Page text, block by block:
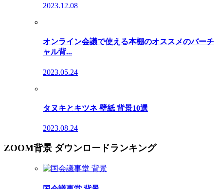
2023.12.08
オンライン会議で使える本棚のオススメのバーチ
ャル背...
2023.05.24
タヌキとキツネ 壁紙 背景10選
2023.08.24
ZOOM背景 ダウンロードランキング